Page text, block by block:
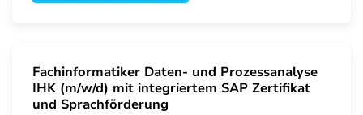
Fachinformatiker Daten- und Prozessanalyse
IHK (m/w/d) mit integriertem SAP Zertifikat
und Sprachförderung